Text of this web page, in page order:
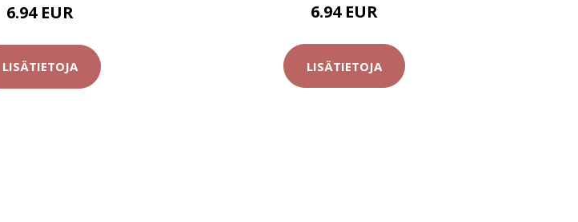
6.94 EUR
LISÄTIETOJA
6.94 EUR
LISÄTIETOJA